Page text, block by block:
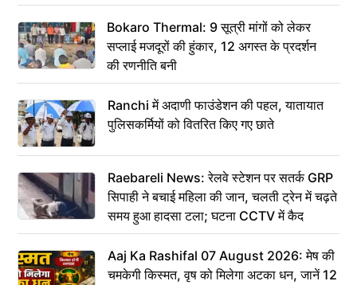
Bokaro Thermal: 9 सूत्री मांगों को लेकर
सप्लाई मजदूरों की हुंकार, 12 अगस्त के प्रदर्शन
की रणनीति बनी
Ranchi में अदाणी फाउंडेशन की पहल, यातायात
पुलिसकर्मियों को वितरित किए गए छाते
Raebareli News: रेलवे स्टेशन पर सतर्क GRP
सिपाही ने बचाई महिला की जान, चलती ट्रेन में चढ़ते
समय हुआ हादसा टला; घटना CCTV में कैद
Aaj Ka Rashifal 07 August 2026: मेष की
चमकेगी किस्मत, वृष को मिलेगा अटका धन, जानें 12